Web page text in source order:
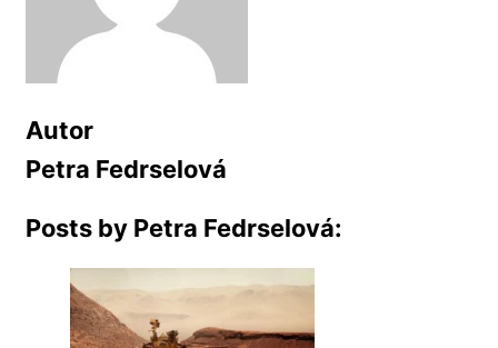
Autor
Petra Fedrselová
Posts by Petra Fedrselová: